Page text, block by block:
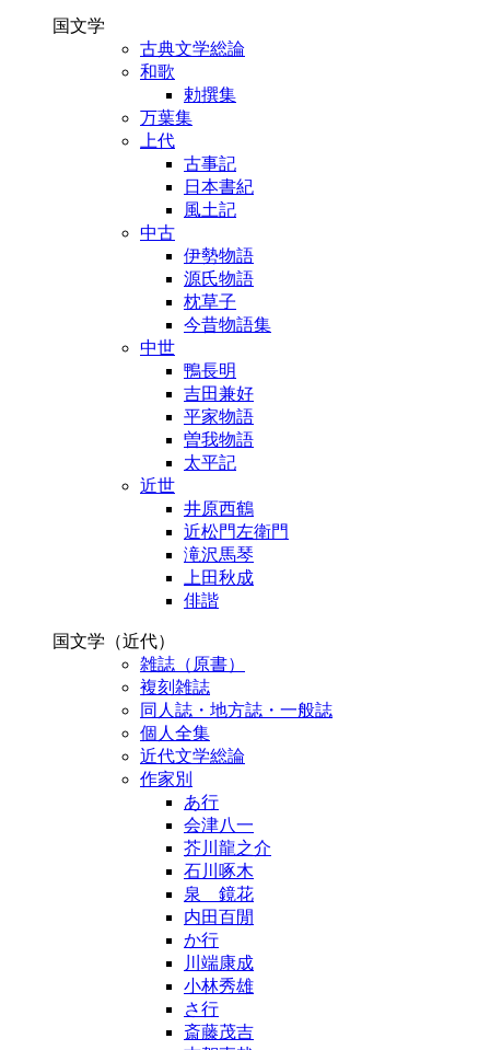
国文学
古典文学総論
和歌
勅撰集
万葉集
上代
古事記
日本書紀
風土記
中古
伊勢物語
源氏物語
枕草子
今昔物語集
中世
鴨長明
吉田兼好
平家物語
曽我物語
太平記
近世
井原西鶴
近松門左衛門
滝沢馬琴
上田秋成
俳諧
国文学（近代）
雑誌（原書）
複刻雑誌
同人誌・地方誌・一般誌
個人全集
近代文学総論
作家別
あ行
会津八一
芥川龍之介
石川啄木
泉 鏡花
内田百閒
か行
川端康成
小林秀雄
さ行
斎藤茂吉